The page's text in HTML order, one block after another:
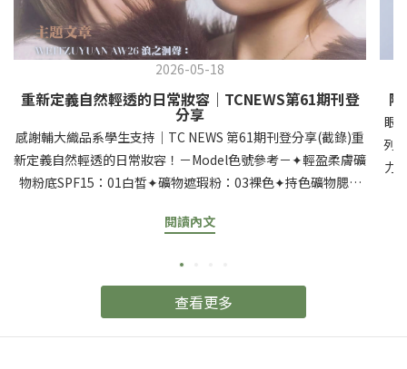
2026-05-18
重新定義自然輕透的日常妝容｜TCNEWS第61期刊登
分享
感謝輔大織品系學生支持｜TC NEWS 第61期刊登分享(截錄)重
新定義自然輕透的日常妝容！－Model色號參考－✦輕盈柔膚礦
物粉底SPF15：01白皙✦礦物遮瑕粉：03裸色✦持色礦物腮紅
閱讀內文
眼
列
力
查看更多